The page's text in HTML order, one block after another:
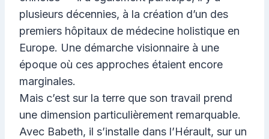
plusieurs décennies, à la création d’un des
premiers hôpitaux de médecine holistique en
Europe. Une démarche visionnaire à une
époque où ces approches étaient encore
marginales.
Mais c’est sur la terre que son travail prend
une dimension particulièrement remarquable.
Avec Babeth, il s’installe dans l’Hérault, sur un